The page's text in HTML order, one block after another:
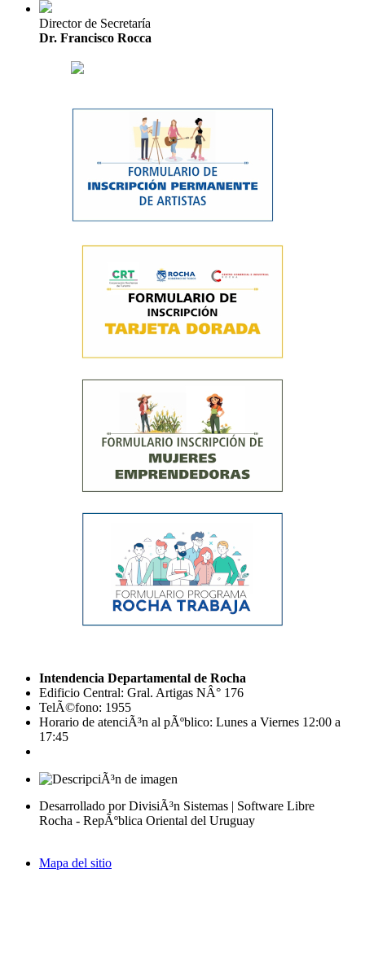
Director de Secretaría
Dr. Francisco Rocca
Intendencia Departamental de Rocha
Edificio Central: Gral. Artigas NÂ° 176
TelÃ©fono: 1955
Horario de atenciÃ³n al pÃºblico: Lunes a Viernes 12:00 a
17:45
Desarrollado por DivisiÃ³n Sistemas | Software Libre
Rocha - RepÃºblica Oriental del Uruguay
Mapa del sitio